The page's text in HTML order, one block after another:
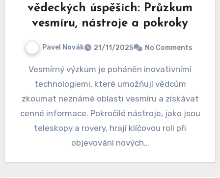
vědeckých úspěších: Průzkum
vesmíru, nástroje a pokroky
Pavel Novák 21/11/2025 No Comments
Vesmírný výzkum je poháněn inovativními
technologiemi, které umožňují vědcům
zkoumat neznámé oblasti vesmíru a získávat
cenné informace. Pokročilé nástroje, jako jsou
teleskopy a rovery, hrají klíčovou roli při
objevování nových…